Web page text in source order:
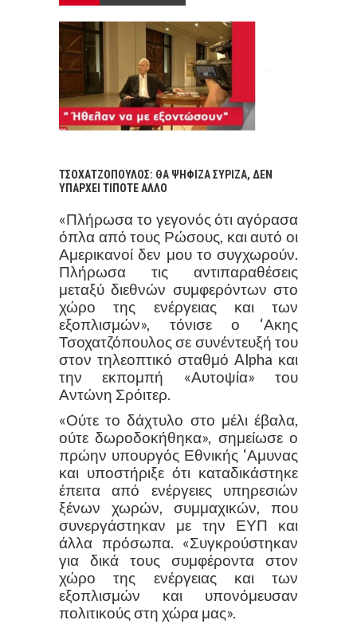
ΤΣΟΧΑΤΖΟΠOΥΛΟΣ: ΘΑ ΨΗΦΙΖΑ ΣΥΡΙΖΑ, ΔΕΝ
ΥΠΑΡΧΕΙ ΤΙΠΟΤΕ ΑΛΛΟ
«Πλήρωσα το γεγονός ότι αγόρασα
όπλα από τους Ρώσους, και αυτό οι
Αμερικανοί δεν μου το συγχωρούν.
Πλήρωσα τις αντιπαραθέσεις
μεταξύ διεθνών συμφερόντων στο
χώρο της ενέργειας και των
εξοπλισμών», τόνισε ο ‘Ακης
Τσοχατζόπουλος σε συνέντευξή του
στον τηλεοπτικό σταθμό Alpha και
την εκπομπή «Αυτοψία» του
Αντώνη Σρόιτερ.
«Ούτε το δάχτυλο στο μέλι έβαλα,
ούτε δωροδοκήθηκα», σημείωσε ο
πρώην υπουργός Εθνικής ‘Αμυνας
και υποστήριξε ότι καταδικάστηκε
έπειτα από ενέργειες υπηρεσιών
ξένων χωρών, συμμαχικών, που
συνεργάστηκαν με την ΕΥΠ και
άλλα πρόσωπα. «Συγκρούστηκαν
για δικά τους συμφέροντα στον
χώρο της ενέργειας και των
εξοπλισμών και υπονόμευσαν
πολιτικούς στη χώρα μας».